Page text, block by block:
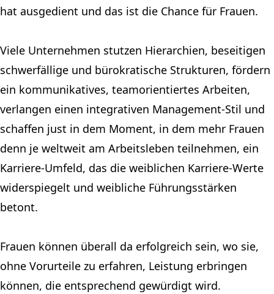
hat ausgedient und das ist die Chance für Frauen.
Viele Unternehmen stutzen Hierarchien, beseitigen
schwerfällige und bürokratische Strukturen, fördern
ein kommunikatives, teamorientiertes Arbeiten,
verlangen einen integrativen Management-Stil und
schaffen just in dem Moment, in dem mehr Frauen
denn je weltweit am Arbeitsleben teilnehmen, ein
Karriere-Umfeld, das die weiblichen Karriere-Werte
widerspiegelt und weibliche Führungsstärken
betont.
Frauen können überall da erfolgreich sein, wo sie,
ohne Vorurteile zu erfahren, Leistung erbringen
können, die entsprechend gewürdigt wird.